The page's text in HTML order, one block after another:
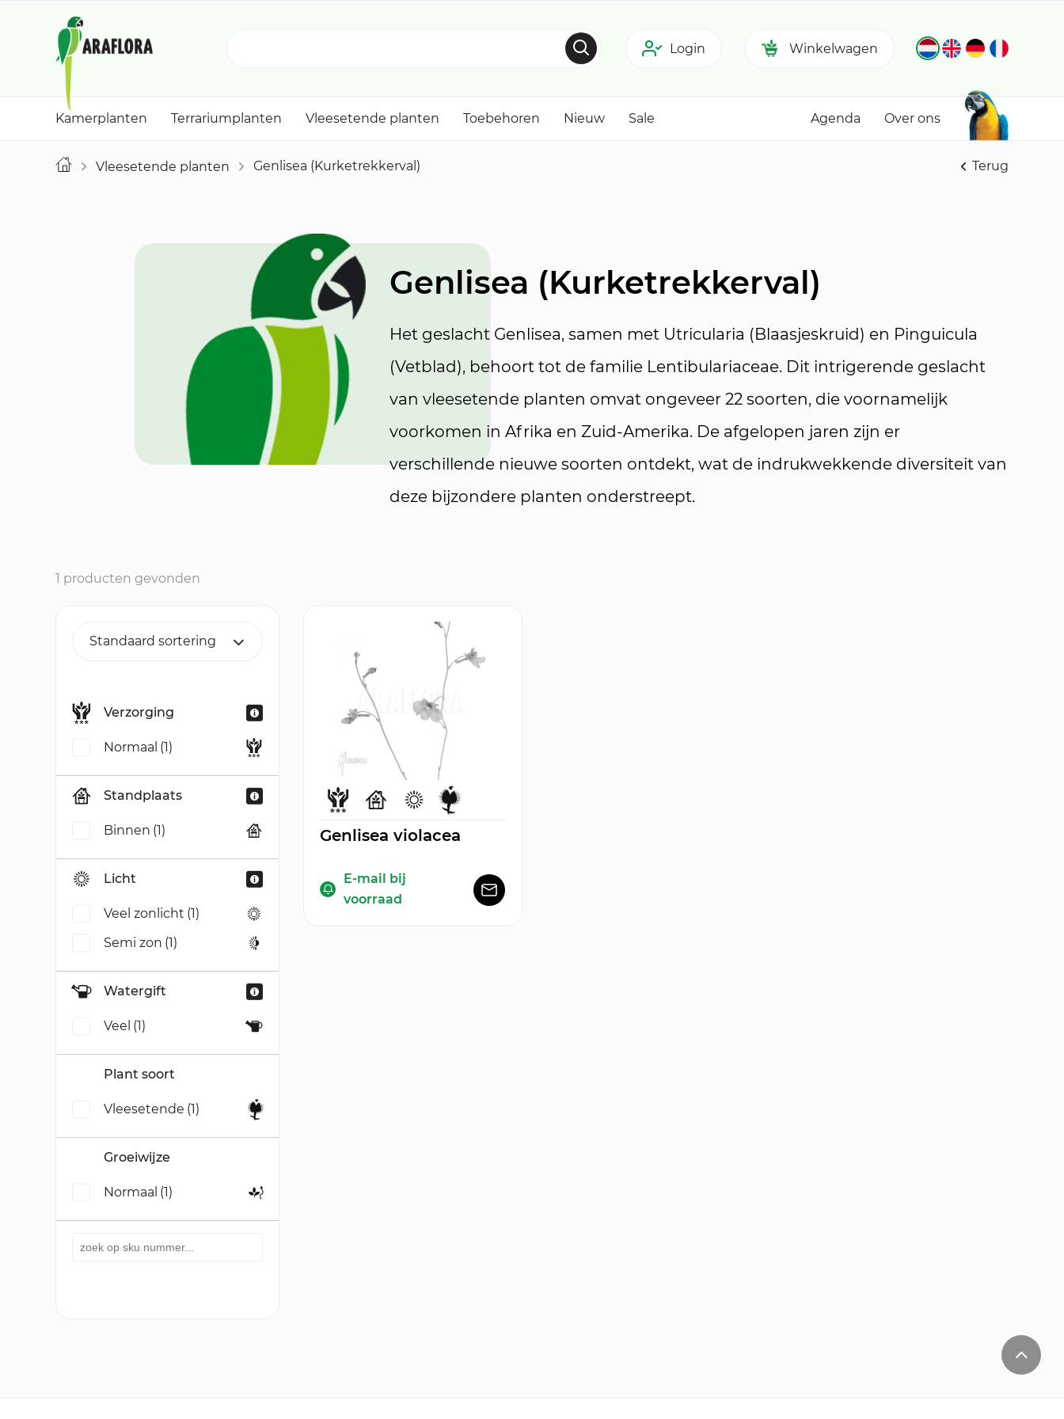
Login Winkelwagen
Kamerplanten Terrariumplanten Vleesetende planten Toebehoren Nieuw Sale Agenda Over ons
Vleesetende planten Genlisea (Kurketrekkerval) Terug
Genlisea (Kurketrekkerval)
Het geslacht Genlisea, samen met Utricularia (Blaasjeskruid) en Pinguicula
(Vetblad), behoort tot de familie Lentibulariaceae. Dit intrigerende geslacht
van vleesetende planten omvat ongeveer 22 soorten, die voornamelijk
voorkomen in Afrika en Zuid-Amerika. De afgelopen jaren zijn er
verschillende nieuwe soorten ontdekt, wat de indrukwekkende diversiteit van
deze bijzondere planten onderstreept.
1 producten gevonden
Verzorging
Normaal (1)
Standplaats
Binnen (1)
Licht
Veel zonlicht (1)
Semi zon (1)
Watergift
Veel (1)
Plant soort
Vleesetende (1)
Groeiwijze
Normaal (1)
Genlisea violacea
E-mail bij
voorraad